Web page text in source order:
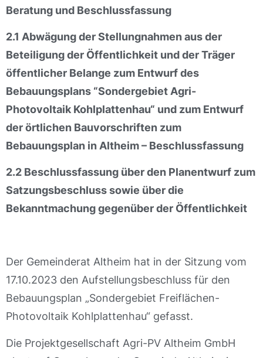
Beratung und Beschlussfassung
2.1 Abwägung der Stellungnahmen aus der
Beteiligung der Öffentlichkeit und der Träger
öffentlicher Belange zum Entwurf des
Bebauungsplans “Sondergebiet Agri-
Photovoltaik Kohlplattenhau“ und zum Entwurf
der örtlichen Bauvorschriften zum
Bebauungsplan in Altheim – Beschlussfassung
2.2 Beschlussfassung über den Planentwurf zum
Satzungsbeschluss sowie über die
Bekanntmachung gegenüber der Öffentlichkeit
Der Gemeinderat Altheim hat in der Sitzung vom
17.10.2023 den Aufstellungsbeschluss für den
Bebauungsplan „Sondergebiet Freiflächen-
Photovoltaik Kohlplattenhau“ gefasst.
Die Projektgesellschaft Agri-PV Altheim GmbH